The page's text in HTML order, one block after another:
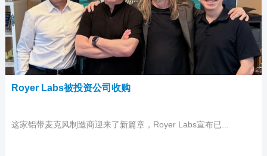
Royer Labs被投资公司收购
这家铝带麦克风制造商迎来了新篇章，Royer Labs宣布已...